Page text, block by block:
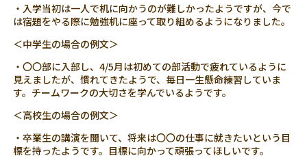
・入学当初は一人で机に向かうのが難しかったようですが、今で
は宿題をやる際に勉強机に座って取り組めるようになりました。
＜中学生の場合の例文＞
・〇〇部に入部し、4/5月は初めての部活動で疲れているように
見えましたが、慣れてきたようで、毎日一生懸命練習していま
す。チームワークの大切さを学んでいるようです。
＜高校生の場合の例文＞
・卒業生の講演を聞いて、将来は〇〇の仕事に就きたいという目
標を持ったようです。目標に向かって頑張ってほしいです。